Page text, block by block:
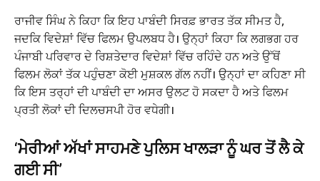
ਰਾਜੀਵ ਸਿੰਘ ਨੇ ਕਿਹਾ ਕਿ ਇਹ ਪਾਬੰਦੀ ਸਿਰਫ਼ ਭਾਰਤ ਤੱਕ ਸੀਮਤ ਹੈ,
ਜਦਕਿ ਵਿਦੇਸ਼ਾਂ ਵਿੱਚ ਫਿਲਮ ਉਪਲਬਧ ਹੈ। ਉਨ੍ਹਾਂ ਕਿਹਾ ਕਿ ਲਗਭਗ ਹਰ
ਪੰਜਾਬੀ ਪਰਿਵਾਰ ਦੇ ਰਿਸ਼ਤੇਦਾਰ ਵਿਦੇਸ਼ਾਂ ਵਿੱਚ ਰਹਿੰਦੇ ਹਨ ਅਤੇ ਉੱਥੋਂ
ਫਿਲਮ ਲੋਕਾਂ ਤੱਕ ਪਹੁੰਚਣਾ ਕੋਈ ਮੁਸ਼ਕਲ ਗੱਲ ਨਹੀਂ। ਉਨ੍ਹਾਂ ਦਾ ਕਹਿਣਾ ਸੀ
ਕਿ ਇਸ ਤਰ੍ਹਾਂ ਦੀ ਪਾਬੰਦੀ ਦਾ ਅਸਰ ਉਲਟ ਹੋ ਸਕਦਾ ਹੈ ਅਤੇ ਫਿਲਮ
ਪ੍ਰਤੀ ਲੋਕਾਂ ਦੀ ਦਿਲਚਸਪੀ ਹੋਰ ਵਧੇਗੀ।
‘ਮੇਰੀਆਂ ਅੱਖਾਂ ਸਾਹਮਣੇ ਪੁਲਿਸ ਖਾਲੜਾ ਨੂੰ ਘਰ ਤੋਂ ਲੈ ਕੇ
ਗਈ ਸੀ’